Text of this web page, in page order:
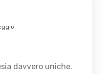
davvero uniche.